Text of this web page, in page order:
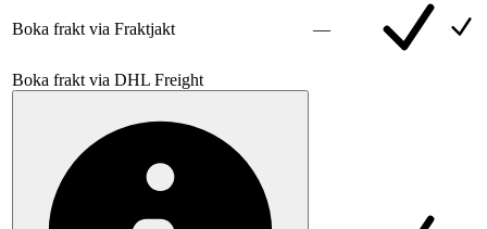
Boka frakt via Fraktjakt —
Boka frakt via DHL Freight